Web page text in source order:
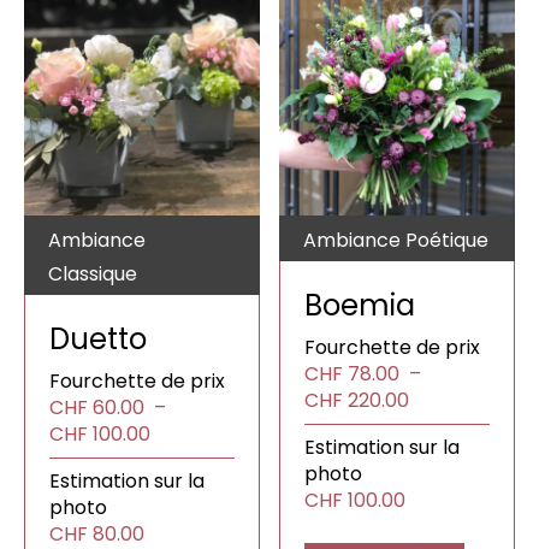
Ambiance
Classique
Duetto
Fourchette de prix
CHF 60.00 –
CHF 100.00
de
prix :
Estimation sur la
photo
CHF 80.00
Ambiance Poétique
Boemia
Fourchette de prix
CHF 78.00 –
CHF 220.00
de
prix :
Estimation sur la
photo
CHF 100.00